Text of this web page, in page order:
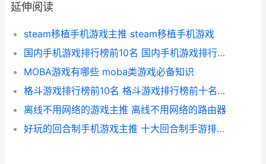
延伸阅读
steam移植手机游戏主推 steam移植手机游戏
国内手机游戏排行榜前10名 国内手机游戏排行榜前十名
MOBA游戏有哪些 moba类游戏必备知识
格斗游戏排行榜前10名 格斗游戏排行榜前十名人物图片
离线不用网络的游戏主推 离线不用网络的路由器
好玩的回合制手机游戏主推 十大回合制手游排行榜,一切装备靠打